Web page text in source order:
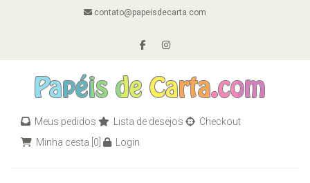
contato@papeisdecarta.com
Meus pedidos Lista de desejos
Checkout
Minha cesta [0] Login